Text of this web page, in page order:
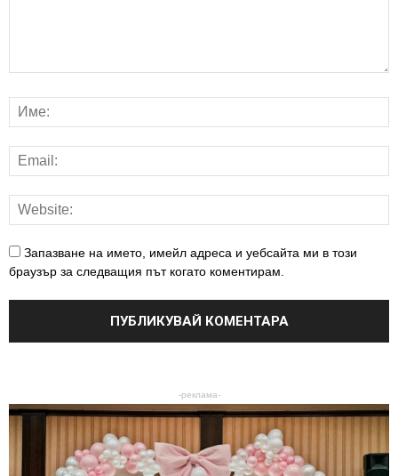
Запазване на името, имейл адреса и уебсайта ми в този
браузър за следващия път когато коментирам.
-реклама-